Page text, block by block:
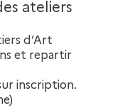
ateliers
d’Art
et repartir
inscription.